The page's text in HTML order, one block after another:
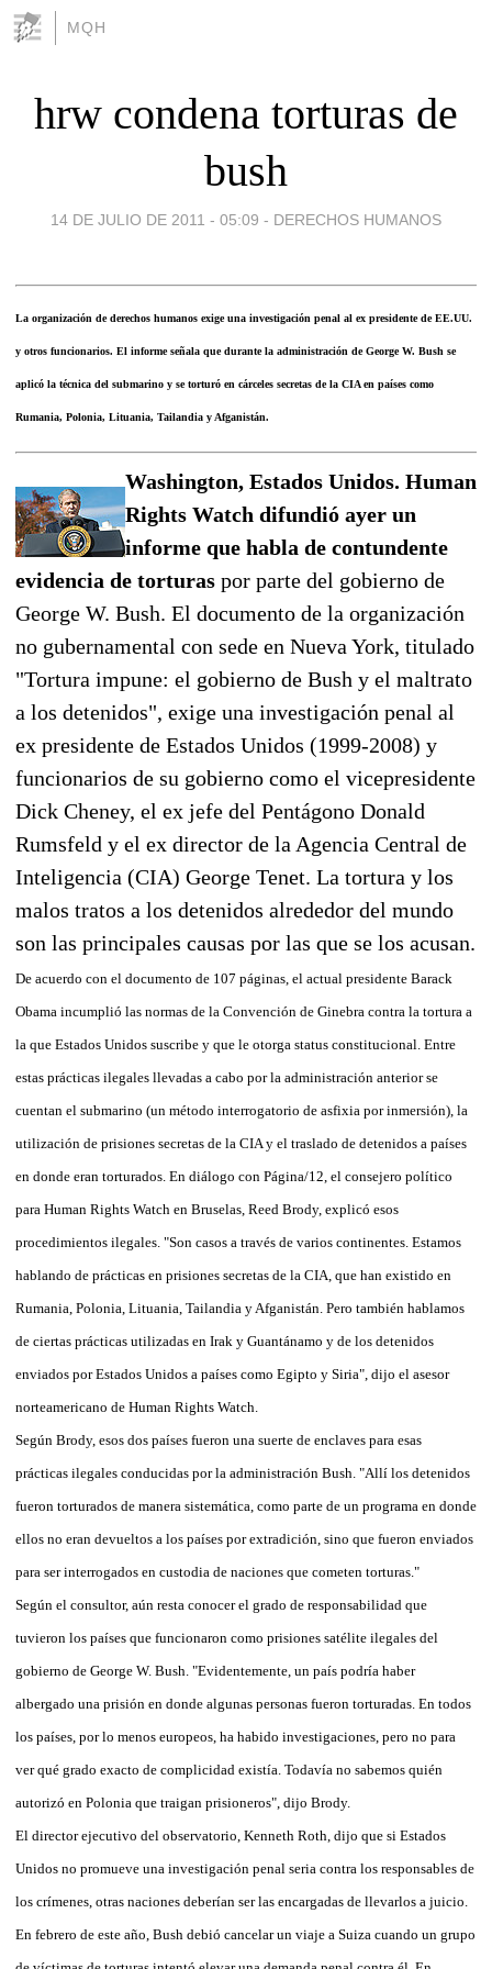
MQH
hrw condena torturas de
bush
14 DE JULIO DE 2011 - 05:09 - DERECHOS HUMANOS
La organización de derechos humanos exige una investigación penal al ex presidente de EE.UU.
y otros funcionarios. El informe señala que durante la administración de George W. Bush se
aplicó la técnica del submarino y se torturó en cárceles secretas de la CIA en países como
Rumania, Polonia, Lituania, Tailandia y Afganistán.
Washington, Estados Unidos. Human
Rights Watch difundió ayer un
informe que habla de contundente
evidencia de torturas por parte del gobierno de
George W. Bush. El documento de la organización
no gubernamental con sede en Nueva York, titulado
"Tortura impune: el gobierno de Bush y el maltrato
a los detenidos", exige una investigación penal al
ex presidente de Estados Unidos (1999-2008) y
funcionarios de su gobierno como el vicepresidente
Dick Cheney, el ex jefe del Pentágono Donald
Rumsfeld y el ex director de la Agencia Central de
Inteligencia (CIA) George Tenet. La tortura y los
malos tratos a los detenidos alrededor del mundo
son las principales causas por las que se los acusan.
De acuerdo con el documento de 107 páginas, el actual presidente Barack
Obama incumplió las normas de la Convención de Ginebra contra la tortura a
la que Estados Unidos suscribe y que le otorga status constitucional. Entre
estas prácticas ilegales llevadas a cabo por la administración anterior se
cuentan el submarino (un método interrogatorio de asfixia por inmersión), la
utilización de prisiones secretas de la CIA y el traslado de detenidos a países
en donde eran torturados. En diálogo con Página/12, el consejero político
para Human Rights Watch en Bruselas, Reed Brody, explicó esos
procedimientos ilegales. "Son casos a través de varios continentes. Estamos
hablando de prácticas en prisiones secretas de la CIA, que han existido en
Rumania, Polonia, Lituania, Tailandia y Afganistán. Pero también hablamos
de ciertas prácticas utilizadas en Irak y Guantánamo y de los detenidos
enviados por Estados Unidos a países como Egipto y Siria", dijo el asesor
norteamericano de Human Rights Watch.
Según Brody, esos dos países fueron una suerte de enclaves para esas
prácticas ilegales conducidas por la administración Bush. "Allí los detenidos
fueron torturados de manera sistemática, como parte de un programa en donde
ellos no eran devueltos a los países por extradición, sino que fueron enviados
para ser interrogados en custodia de naciones que cometen torturas."
Según el consultor, aún resta conocer el grado de responsabilidad que
tuvieron los países que funcionaron como prisiones satélite ilegales del
gobierno de George W. Bush. "Evidentemente, un país podría haber
albergado una prisión en donde algunas personas fueron torturadas. En todos
los países, por lo menos europeos, ha habido investigaciones, pero no para
ver qué grado exacto de complicidad existía. Todavía no sabemos quién
autorizó en Polonia que traigan prisioneros", dijo Brody.
El director ejecutivo del observatorio, Kenneth Roth, dijo que si Estados
Unidos no promueve una investigación penal seria contra los responsables de
los crímenes, otras naciones deberían ser las encargadas de llevarlos a juicio.
En febrero de este año, Bush debió cancelar un viaje a Suiza cuando un grupo